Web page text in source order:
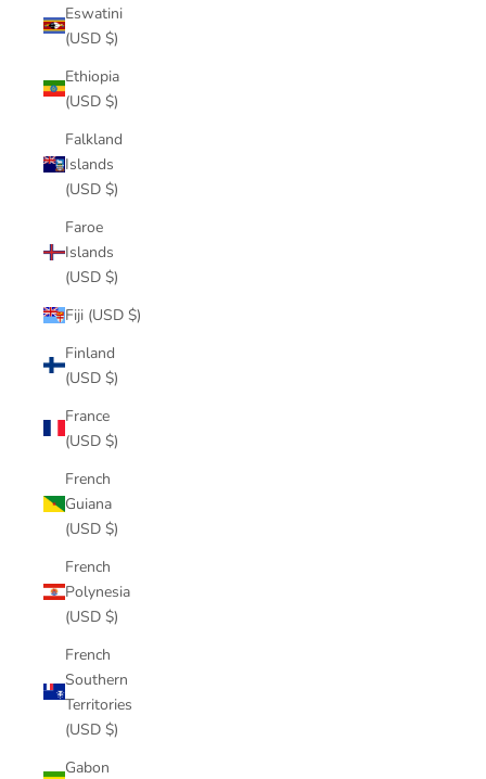
Eswatini
(USD $)
Ethiopia
(USD $)
Falkland
Islands
(USD $)
Faroe
Islands
(USD $)
Fiji (USD $)
Finland
(USD $)
France
(USD $)
French
Guiana
(USD $)
French
Polynesia
(USD $)
French
Southern
Territories
(USD $)
Gabon